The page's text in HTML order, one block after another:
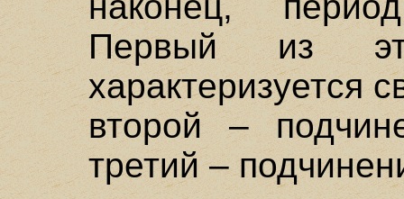
Первый из
характеризуется
второй –
третий –